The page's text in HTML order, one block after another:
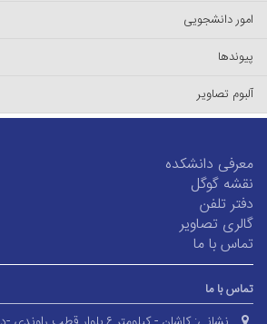
امور دانشجویی
پیوندها
آلبوم تصاویر
معرفی دانشکده
نقشه گوگل
دفتر تلفن
گالری تصاویر
تماس با ما
تماس با ما